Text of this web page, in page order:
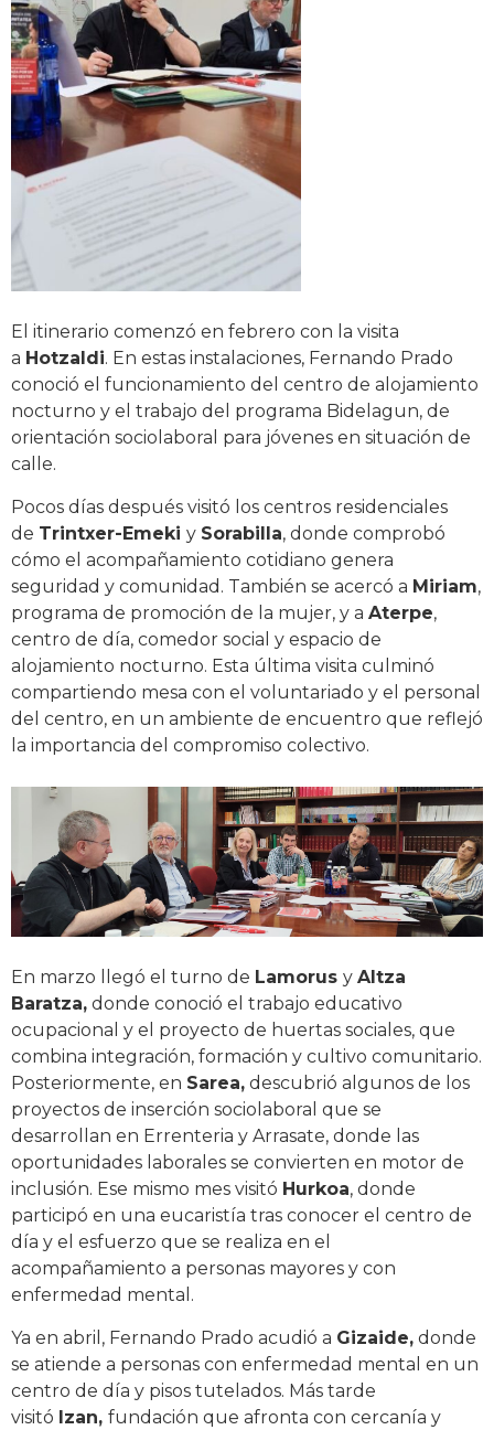
El itinerario comenzó en febrero con la visita
a Hotzaldi. En estas instalaciones, Fernando Prado
conoció el funcionamiento del centro de alojamiento
nocturno y el trabajo del programa Bidelagun, de
orientación sociolaboral para jóvenes en situación de
calle.
Pocos días después visitó los centros residenciales
de Trintxer-Emeki y Sorabilla, donde comprobó
cómo el acompañamiento cotidiano genera
seguridad y comunidad. También se acercó a Miriam,
programa de promoción de la mujer, y a Aterpe,
centro de día, comedor social y espacio de
alojamiento nocturno. Esta última visita culminó
compartiendo mesa con el voluntariado y el personal
del centro, en un ambiente de encuentro que reflejó
la importancia del compromiso colectivo.
En marzo llegó el turno de Lamorus y Altza
Baratza, donde conoció el trabajo educativo
ocupacional y el proyecto de huertas sociales, que
combina integración, formación y cultivo comunitario.
Posteriormente, en Sarea, descubrió algunos de los
proyectos de inserción sociolaboral que se
desarrollan en Errenteria y Arrasate, donde las
oportunidades laborales se convierten en motor de
inclusión. Ese mismo mes visitó Hurkoa, donde
participó en una eucaristía tras conocer el centro de
día y el esfuerzo que se realiza en el
acompañamiento a personas mayores y con
enfermedad mental.
Ya en abril, Fernando Prado acudió a Gizaide, donde
se atiende a personas con enfermedad mental en un
centro de día y pisos tutelados. Más tarde
visitó Izan, fundación que afronta con cercanía y